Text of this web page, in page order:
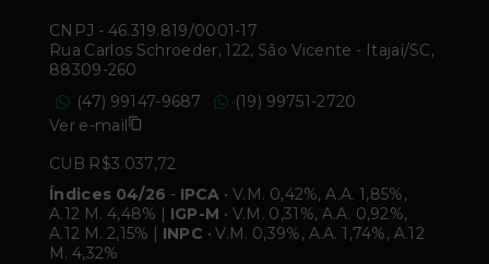
CNPJ - 46.319.819/0001-17
Rua Carlos Schroeder, 122, São Vicente - Itajaí/SC,
88309-260
(47) 99147-9687
(19) 99751-2720
Ver e-mail
CUB R$3.037,72
Índices 04/26 - IPCA • V.M. 0,42%, A.A. 1,85%,
A.12 M. 4,48% | IGP-M • V.M. 0,31%, A.A. 0,92%,
A.12 M. 2,15% | INPC • V.M. 0,39%, A.A. 1,74%, A.12
M. 4,32%